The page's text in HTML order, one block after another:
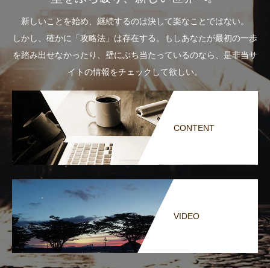
新しいことを始め、継続するのは決して楽なことではない。
しかし、確かに「攻略法」は存在する。もしあなたが最初の一歩
を踏み出せなかったり、壁にぶち当たっているのなら、是非当サ
イトの情報をチェックして欲しい。
CONTENT
VIDEO